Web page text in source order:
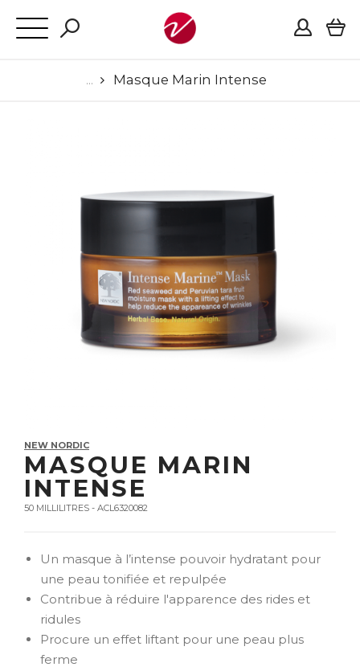
Masque Marin Intense
NEW NORDIC
MASQUE MARIN
INTENSE
50 MILLILITRES - ACL6320082
Un masque à l’intense pouvoir hydratant pour
une peau tonifiée et repulpée
Contribue à réduire l'apparence des rides et
ridules
Procure un effet liftant pour une peau plus
ferme